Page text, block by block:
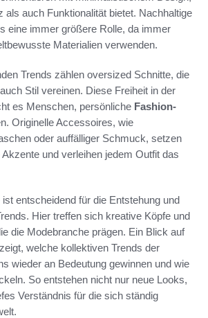
als auch Funktionalität bietet. Nachhaltige
eine immer größere Rolle, da immer
Materialien verwenden.
Trends zählen oversized Schnitte, die
Stil vereinen. Diese Freiheit in der
es Menschen, persönliche Fashion-
Originelle Accessoires, wie
oder auffälliger Schmuck, setzen
und verleihen jedem Outfit das
entscheidend für die Entstehung und
Hier treffen sich kreative Köpfe und
die Modebranche prägen. Ein Blick auf
welche kollektiven Trends der
wieder an Bedeutung gewinnen und wie
So entstehen nicht nur neue Looks,
Verständnis für die sich ständig